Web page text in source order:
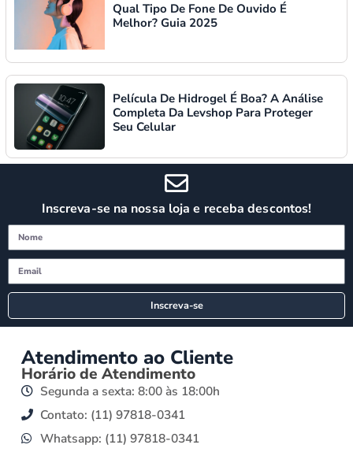
Qual Tipo De Fone De Ouvido É
Melhor? Guia 2025
Película De Hidrogel É Boa? A Análise
Completa Da Levshop Para Proteger
Seu Celular
Inscreva-se na nossa loja e receba descontos!
Inscreva-se
Atendimento ao Cliente
Horário de Atendimento
Segunda a sexta: 8:00 às 18:00h
Contato: (11) 97818-0341
Whatsapp: (11) 97818-0341